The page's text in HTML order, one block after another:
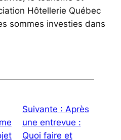
Hôtellerie Québec
sommes investies dans
Suivante : Après
une entrevue :
Quoi faire et